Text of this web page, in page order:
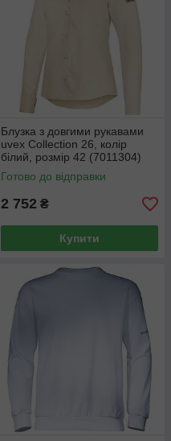
Блузка з довгими рукавами
uvex Collection 26, колір
білий, розмір 42 (7011304)
Готово до відправки
2 752 ₴
Купити